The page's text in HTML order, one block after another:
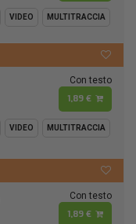
VIDEO MULTITRACCIA
Con testo
1,89 €
VIDEO MULTITRACCIA
Con testo
1,89 €